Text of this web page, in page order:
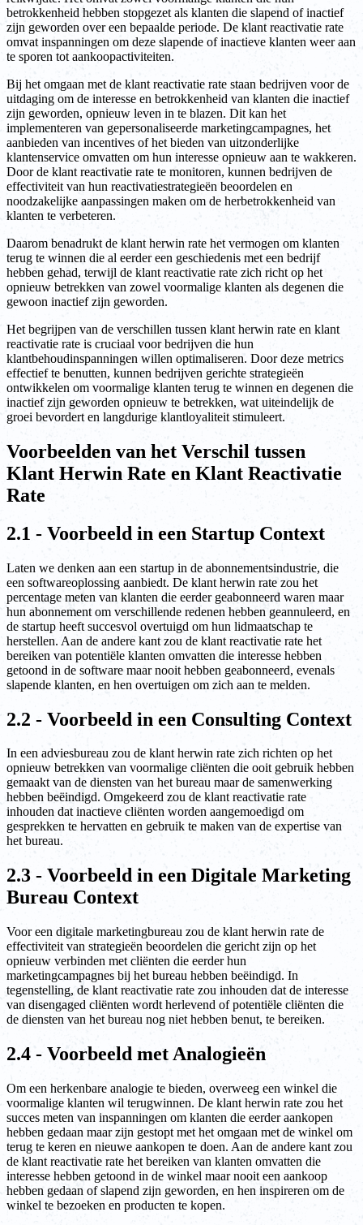
betrokkenheid hebben stopgezet als klanten die slapend of inactief
zijn geworden over een bepaalde periode. De klant reactivatie rate
omvat inspanningen om deze slapende of inactieve klanten weer aan
te sporen tot aankoopactiviteiten.
Bij het omgaan met de klant reactivatie rate staan bedrijven voor de
uitdaging om de interesse en betrokkenheid van klanten die inactief
zijn geworden, opnieuw leven in te blazen. Dit kan het
implementeren van gepersonaliseerde marketingcampagnes, het
aanbieden van incentives of het bieden van uitzonderlijke
klantenservice omvatten om hun interesse opnieuw aan te wakkeren.
Door de klant reactivatie rate te monitoren, kunnen bedrijven de
effectiviteit van hun reactivatiestrategieën beoordelen en
noodzakelijke aanpassingen maken om de herbetrokkenheid van
klanten te verbeteren.
Daarom benadrukt de klant herwin rate het vermogen om klanten
terug te winnen die al eerder een geschiedenis met een bedrijf
hebben gehad, terwijl de klant reactivatie rate zich richt op het
opnieuw betrekken van zowel voormalige klanten als degenen die
gewoon inactief zijn geworden.
Het begrijpen van de verschillen tussen klant herwin rate en klant
reactivatie rate is cruciaal voor bedrijven die hun
klantbehoudinspanningen willen optimaliseren. Door deze metrics
effectief te benutten, kunnen bedrijven gerichte strategieën
ontwikkelen om voormalige klanten terug te winnen en degenen die
inactief zijn geworden opnieuw te betrekken, wat uiteindelijk de
groei bevordert en langdurige klantloyaliteit stimuleert.
Voorbeelden van het Verschil tussen
Klant Herwin Rate en Klant Reactivatie
Rate
2.1 - Voorbeeld in een Startup Context
Laten we denken aan een startup in de abonnementsindustrie, die
een softwareoplossing aanbiedt. De klant herwin rate zou het
percentage meten van klanten die eerder geabonneerd waren maar
hun abonnement om verschillende redenen hebben geannuleerd, en
de startup heeft succesvol overtuigd om hun lidmaatschap te
herstellen. Aan de andere kant zou de klant reactivatie rate het
bereiken van potentiële klanten omvatten die interesse hebben
getoond in de software maar nooit hebben geabonneerd, evenals
slapende klanten, en hen overtuigen om zich aan te melden.
2.2 - Voorbeeld in een Consulting Context
In een adviesbureau zou de klant herwin rate zich richten op het
opnieuw betrekken van voormalige cliënten die ooit gebruik hebben
gemaakt van de diensten van het bureau maar de samenwerking
hebben beëindigd. Omgekeerd zou de klant reactivatie rate
inhouden dat inactieve cliënten worden aangemoedigd om
gesprekken te hervatten en gebruik te maken van de expertise van
het bureau.
2.3 - Voorbeeld in een Digitale Marketing
Bureau Context
Voor een digitale marketingbureau zou de klant herwin rate de
effectiviteit van strategieën beoordelen die gericht zijn op het
opnieuw verbinden met cliënten die eerder hun
marketingcampagnes bij het bureau hebben beëindigd. In
tegenstelling, de klant reactivatie rate zou inhouden dat de interesse
van disengaged cliënten wordt herlevend of potentiële cliënten die
de diensten van het bureau nog niet hebben benut, te bereiken.
2.4 - Voorbeeld met Analogieën
Om een herkenbare analogie te bieden, overweeg een winkel die
voormalige klanten wil terugwinnen. De klant herwin rate zou het
succes meten van inspanningen om klanten die eerder aankopen
hebben gedaan maar zijn gestopt met het omgaan met de winkel om
terug te keren en nieuwe aankopen te doen. Aan de andere kant zou
de klant reactivatie rate het bereiken van klanten omvatten die
interesse hebben getoond in de winkel maar nooit een aankoop
hebben gedaan of slapend zijn geworden, en hen inspireren om de
winkel te bezoeken en producten te kopen.